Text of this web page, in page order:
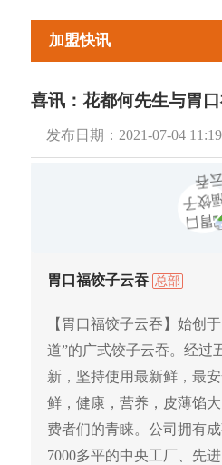
加盟快讯
喜讯：花都何先生与胃
发布日期： 2021-07-04
胃口福饺子云吞 总部
【胃口福饺子云吞】始创
道”的广式饺子云吞。经过
新，坚持使用最新鲜，最
鲜，健康，营养，皮薄馅
费者们的青睐。公司拥有
7000多平的中央工厂、先